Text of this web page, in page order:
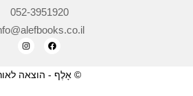
052-3951920
info@alefbooks.co.il
© אָלֶף - הוצאה לאור